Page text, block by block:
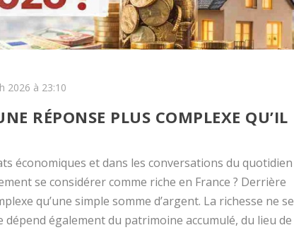
2026 à 23:10
RÉPONSE PLUS COMPLEXE QU’IL
économiques et dans les conversations du quotidien
se considérer comme riche en France ? Derrière
qu’une simple somme d’argent. La richesse ne se
également du patrimoine accumulé, du lieu de